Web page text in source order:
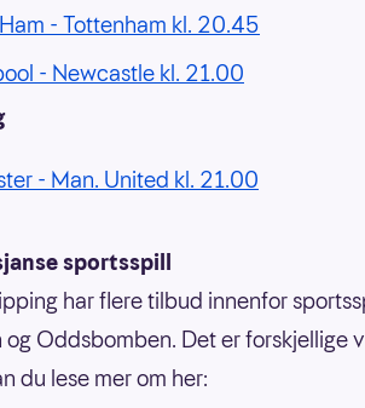
- Tottenham kl. 20.45
- Newcastle kl. 21.00
- Man. United kl. 21.00
sportsspill
har flere tilbud innenfor
Oddsbomben. Det er forskjellige
du lese mer om her: